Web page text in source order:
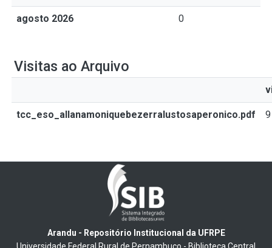
agosto 2026 0
Visitas ao Arquivo
tcc_eso_allanamoniquebezerralustosaperonico.pdf 9
Arandu - Repositório Institucional da UFRPE
Universidade Federal Rural de Pernambuco - Biblioteca Central